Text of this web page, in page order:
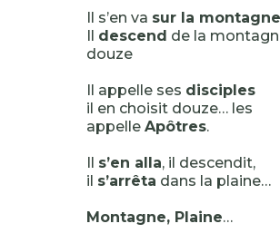
Il s’en va sur la montagne
Il descend de la
douze
Il appelle ses disciples
il en choisit douze… les
appelle Apôtres.
Il s’en alla, il descendit,
il s’arrêta dans la plaine…
Montagne, Plaine…